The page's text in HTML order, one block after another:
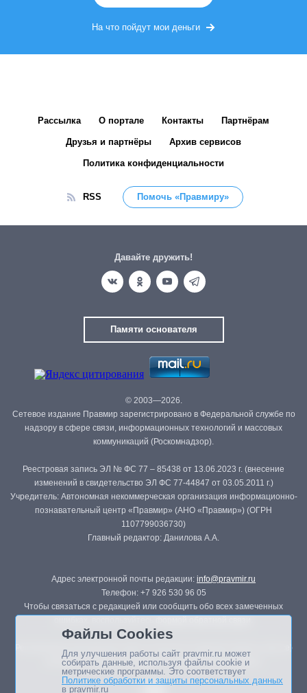
На что пойдут мои деньги
Рассылка О портале Контакты Партнёрам
Друзья и партнёры Архив сервисов
Политика конфиденциальности
RSS Помочь «Правмиру»
Давайте дружить!
Памяти основателя
© 2003—2026.
Сетевое издание Правмир зарегистрировано в Федеральной службе по
надзору в сфере связи, информационных технологий и массовых
коммуникаций (Роскомнадзор).
Реестровая запись ЭЛ № ФС 77 – 85438 от 13.06.2023 г. (внесение
изменений в свидетельство ЭЛ ФС 77-44847 от 03.05.2011 г.)
Учредитель: Автономная некоммерческая организация информационно-
познавательный центр «Правмир» (АНО «Правмир») (ОГРН
1107799036730)
Главный редактор: Данилова А.А.
Адрес электронной почты редакции: info@pravmir.ru
Телефон: +7 926 530 96 05
Чтобы связаться с редакцией или сообщить обо всех замеченных
Републикация материалов сайта в печатных изданиях (книгах, прессе)
возможна только с письменного разрешения редакции.
Файлы Cookies
Для улучшения работы сайт pravmir.ru может
собирать данные, используя файлы cookie и
метрические программы. Это соответствует
Политике обработки и защиты персональных данных
в pravmir.ru